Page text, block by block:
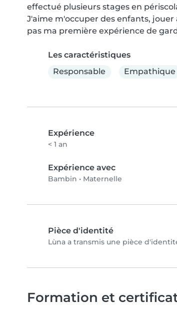
effectué plusieurs stages en
J'aime m'occuper des enfants,
pas ma première expérience de
Les caractéristiques
Responsable
Empathique
Expérience
< 1 an
Expérience avec
Bambin • Maternelle
Pièce d'identité
Lùna a transmis une pièce
Formation et